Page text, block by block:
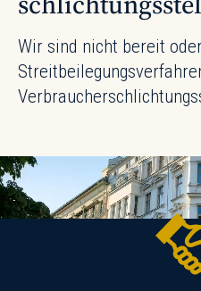
Wir sind nicht bereit